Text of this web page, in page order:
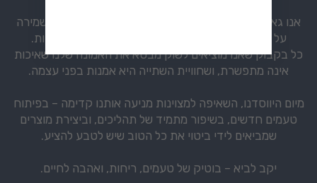
אנו גאים לייצר ליקרים מחומרי גלם טבעיים בלבד, תוך שמירה
על תהליכי ייצור מסורתיים בשילוב טכנולוגיות מודרניות.
כל בקבוק שאנו מוציאים לשוק מבטא את האמונה שלנו שאיכות
אינה מתפשרת, ושחוויית השתייה היא אמנות בפני עצמה.
מיום היווסדנו, השאיפה למצוינות מניעה אותנו קדימה – בפיתוח
טעמים חדשים, בשיפור מתמיד של תהליכים, וביצירת מוצרים
שמביאים לידי ביטוי את כל הטוב שיש לטבע להציע.
יקב לביא – בוטיק של טעמים, ריחות, ואהבה לחיים.